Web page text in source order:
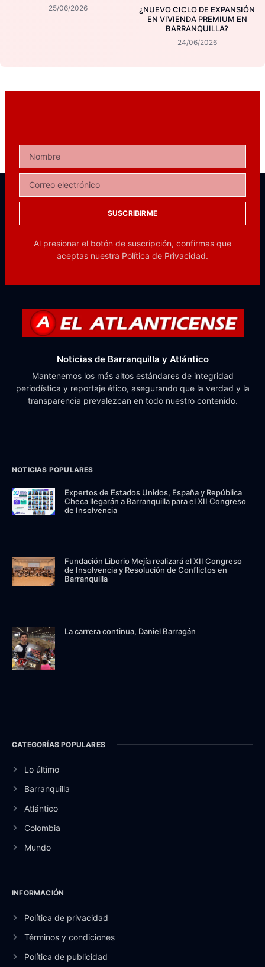
25/06/2026
¿NUEVO CICLO DE EXPANSIÓN
EN VIVIENDA PREMIUM EN
BARRANQUILLA?
24/06/2026
SUSCRIBIRME
Al presionar el botón de suscripción, confirmas que
aceptas nuestra Política de Privacidad.
Noticias de Barranquilla y Atlántico
Mantenemos los más altos estándares de integridad
periodística y reportaje ético, asegurando que la verdad y la
transparencia prevalezcan en todo nuestro contenido.
NOTICIAS POPULARES
Expertos de Estados Unidos, España y República
Checa llegarán a Barranquilla para el XII Congreso
de Insolvencia
Fundación Liborio Mejía realizará el XII Congreso
de Insolvencia y Resolución de Conflictos en
Barranquilla
La carrera continua, Daniel Barragán
CATEGORÍAS POPULARES
Lo último
Barranquilla
Atlántico
Colombia
Mundo
INFORMACIÓN
Política de privacidad
Términos y condiciones
Política de publicidad